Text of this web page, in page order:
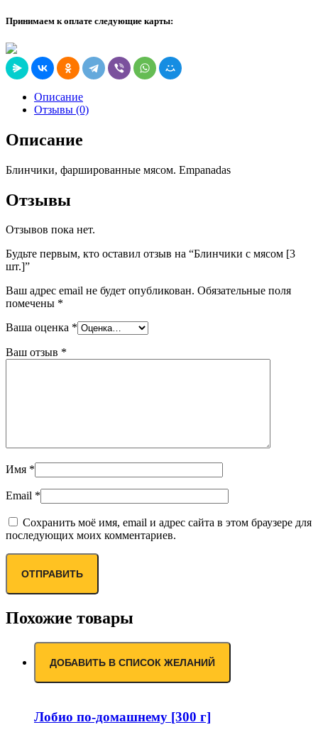
Принимаем к оплате следующие карты:
Описание
Отзывы (0)
Описание
Блинчики, фаршированные мясом. Empanadas
Отзывы
Отзывов пока нет.
Будьте первым, кто оставил отзыв на “Блинчики с мясом [3
шт.]”
Ваш адрес email не будет опубликован. Обязательные поля
помечены *
Ваша оценка *
Ваш отзыв *
Имя *
Email *
Сохранить моё имя, email и адрес сайта в этом браузере для
последующих моих комментариев.
Похожие товары
ДОБАВИТЬ В СПИСОК ЖЕЛАНИЙ
Лобио по-домашнему [300 г]